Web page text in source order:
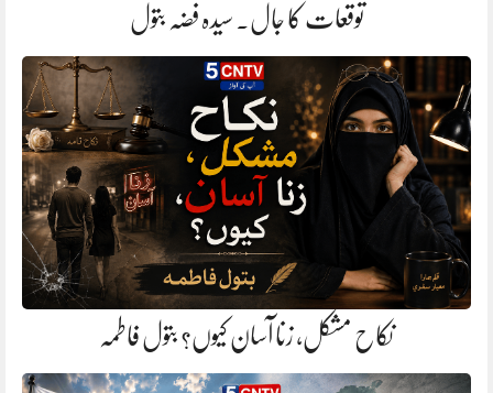
توقعات کا جال. سیدہ فضہ بتول
نکاح مشکل، زنا آسان کیوں؟ بتول فاطمہ